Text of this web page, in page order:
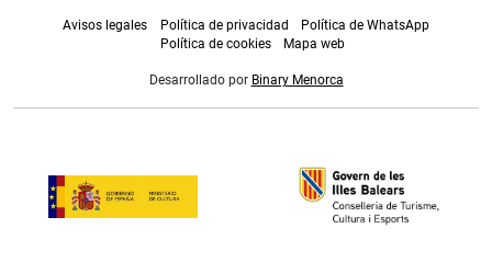
Avisos legales Política de privacidad
Política de WhatsApp
Política de cookies
Mapa web
Desarrollado por Binary Menorca